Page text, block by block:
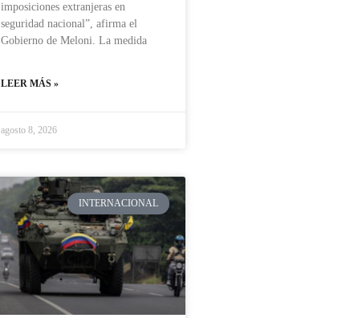
imposiciones extranjeras en
seguridad nacional”, afirma el
Gobierno de Meloni. La medida
LEER MÁS »
agosto 8, 2026
INTERNACIONAL